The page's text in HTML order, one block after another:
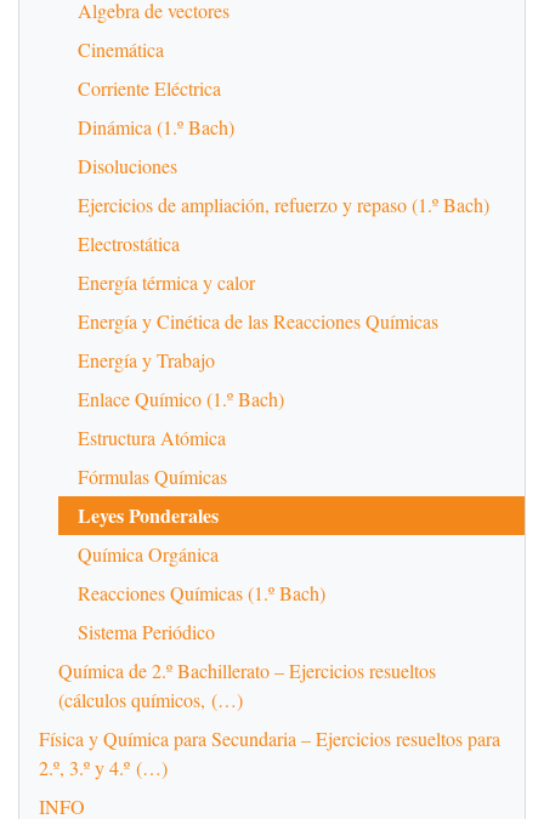
Algebra de vectores
Cinemática
Corriente Eléctrica
Dinámica (1.º Bach)
Disoluciones
Ejercicios de ampliación, refuerzo y repaso (1.º Bach)
Electrostática
Energía térmica y calor
Energía y Cinética de las Reacciones Químicas
Energía y Trabajo
Enlace Químico (1.º Bach)
Estructura Atómica
Fórmulas Químicas
Leyes Ponderales
Química Orgánica
Reacciones Químicas (1.º Bach)
Sistema Periódico
Química de 2.º Bachillerato – Ejercicios resueltos
(cálculos químicos, (…)
Física y Química para Secundaria – Ejercicios resueltos para
2.º, 3.º y 4.º (…)
INFO